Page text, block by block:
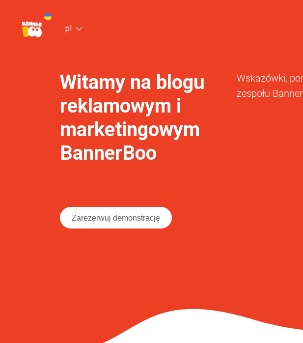
pl
Witamy na blogu
reklamowym i
marketingowym
BannerBoo
Wskazówki,
zespołu
Zarezerwuj demonstrację